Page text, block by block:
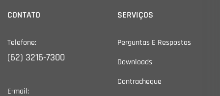
CONTATO
Telefone:
(62) 3216-7300
E-mail:
SERVIÇOS
Perguntas E Respostas
Downloads
Contracheque